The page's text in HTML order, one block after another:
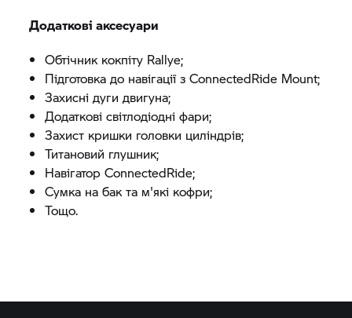
Додаткові аксесуари
Обтічник кокпіту Rallye;
Підготовка до навігації з ConnectedRide Mount;
Захисні дуги двигуна;
Додаткові світлодіодні фари;
Захист кришки головки циліндрів;
Титановий глушник;
Навігатор ConnectedRide;
Сумка на бак та м'які кофри;
Тощо.